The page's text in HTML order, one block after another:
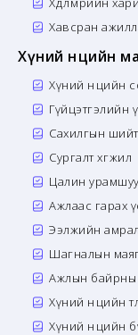
Хавсран
Хүний нөөцийн
Хүний нөөцийн
Гүйцэтгэлийн
Сахилгын
Сургалт хөгжил
Цалин
Ажлаас гарах
Ээлжийн
Шагналын
Ажлын байрны
Хүний нөөцийн
Хүний нөөцийн